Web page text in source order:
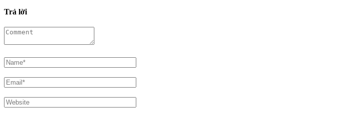
Trả lời